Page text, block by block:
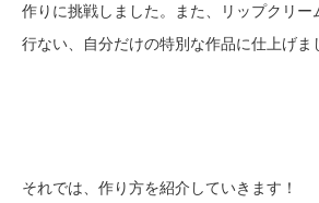
作りに挑戦しました。また、リップクリー
行ない、自分だけの特別な作品に仕上げま
それでは、作り方を紹介していきます！